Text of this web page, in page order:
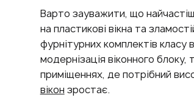
Варто зауважити, що
на пластикові вікна та
фурнітурних комплектів класу
модернізація віконного
приміщеннях, де потрібний
вікон зростає.